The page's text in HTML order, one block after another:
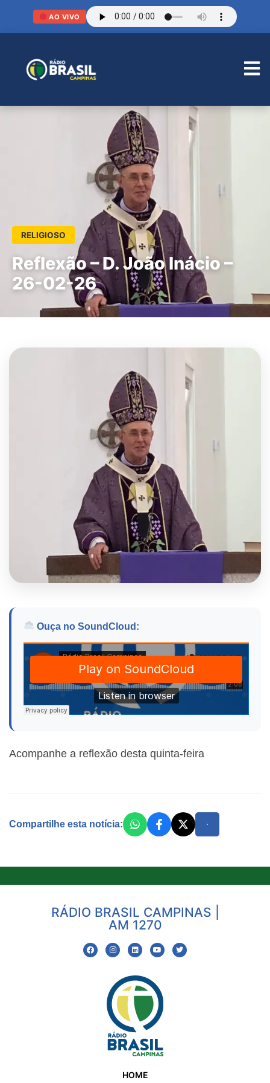
AO VIVO
RELIGIOSO
Reflexão – D. João Inácio –
26-02-26
Ouça no SoundCloud:
Acompanhe a reflexão desta quinta-feira
Compartilhe esta notícia:
RÁDIO BRASIL CAMPINAS |
AM 1270
HOME